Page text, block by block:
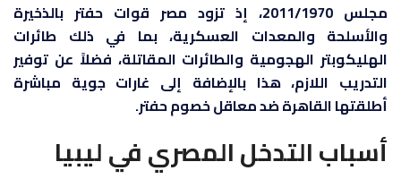
مجلس 2011/1970، إذ تزود مصر قوات حفتر بالذخيرة
والأسلحة والمعدات العسكرية، بما في ذلك طائرات
الهليكوبتر الهجومية والطائرات المقاتلة، فضلاً عن توفير
التدريب اللازم، هذا بالإضافة إلى غارات جوية مباشرة
أطلقتها القاهرة ضد معاقل خصوم حفتر.
أسباب التدخل المصري في ليبيا